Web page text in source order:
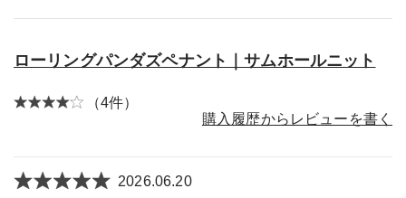
ローリングパンダズペナント｜サムホールニット
（4件）
購入履歴からレビューを書く
2026.06.20